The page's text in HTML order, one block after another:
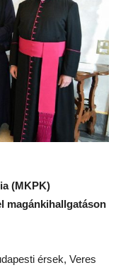
(MKPK)
magánkihallgatáson
érsek, Veres